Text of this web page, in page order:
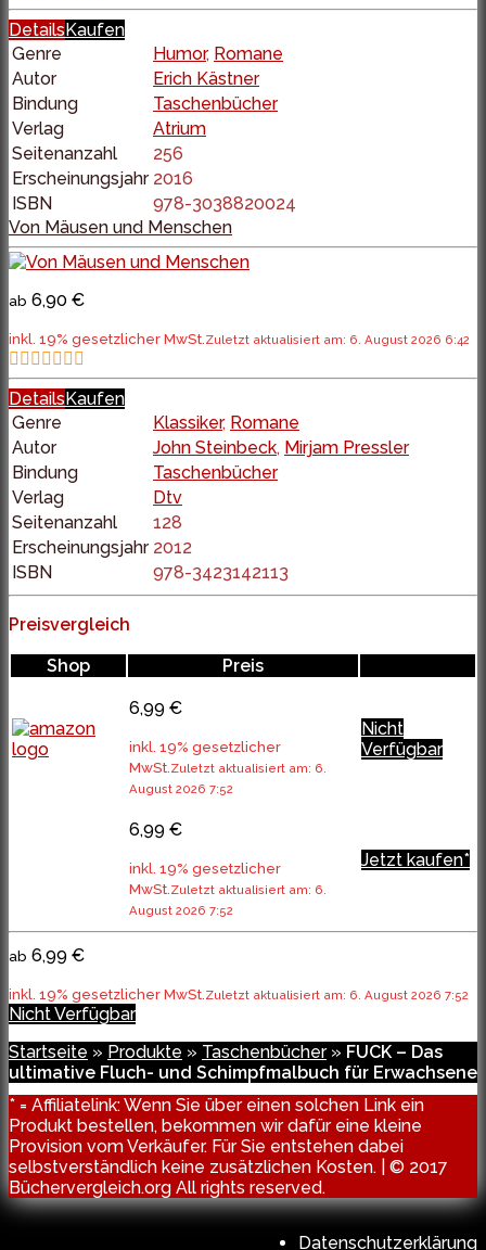
Details Kaufen
Genre
Humor, Romane
Autor
Erich Kästner
Bindung
Taschenbücher
Verlag
Atrium
Seitenanzahl
256
Erscheinungsjahr 2016
ISBN
978-3038820024
Von Mäusen und Menschen
ab 6,90 €
inkl. 19% gesetzlicher MwSt.Zuletzt aktualisiert am: 6. August 2026 6:42
Details Kaufen
Genre
Klassiker, Romane
Autor
John Steinbeck, Mirjam Pressler
Bindung
Taschenbücher
Verlag
Dtv
Seitenanzahl
128
Erscheinungsjahr 2012
ISBN
978-3423142113
Preisvergleich
Shop
Preis
6,99 €
inkl. 19% gesetzlicher
MwSt.Zuletzt aktualisiert am: 6.
August 2026 7:52
Nicht
Verfügbar
6,99 €
inkl. 19% gesetzlicher
MwSt.Zuletzt aktualisiert am: 6.
August 2026 7:52
Jetzt kaufen*
ab 6,99 €
inkl. 19% gesetzlicher MwSt.Zuletzt aktualisiert am: 6. August 2026 7:52
Nicht Verfügbar
Startseite » Produkte » Taschenbücher» FUCK – Das
ultimative Fluch- und Schimpfmalbuch für Erwachsene
* = Affiliatelink: Wenn Sie über einen solchen Link ein
Produkt bestellen, bekommen wir dafür eine kleine
Provision vom Verkäufer. Für Sie entstehen dabei
selbstverständlich keine zusätzlichen Kosten. | © 2017
Büchervergleich.org All rights reserved.
Datenschutzerklärung